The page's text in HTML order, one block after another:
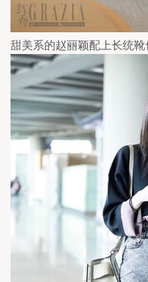
甜美系的赵丽颖配上长统